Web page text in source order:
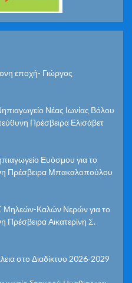
εποχή- Γιώργος
Νέας Ιωνίας Βόλου
Πρέσβειρα Ελισάβετ
Ευόσμου για το
Πρέσβειρα Μπακαλοπούλου
Μηλεών-Καλών Νερών για το
Αικατερίνη Σ.
στο Διαδίκτυο 2026-2029